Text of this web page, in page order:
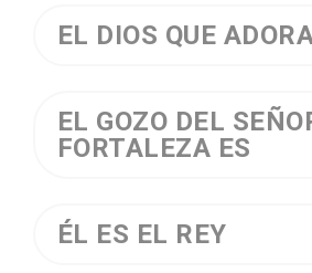
EL DIOS QUE
EL GOZO DEL
FORTALEZA ES
ÉL ES EL REY